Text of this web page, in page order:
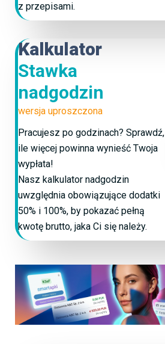
z przepisami.
Kalkulator
Stawka
nadgodzin
wersja uproszczona
Pracujesz po godzinach? Sprawdź,
ile więcej powinna wynieść Twoja
wypłata!
Nasz kalkulator nadgodzin
uwzględnia obowiązujące dodatki
50% i 100%, by pokazać pełną
kwotę brutto, jaka Ci się należy.